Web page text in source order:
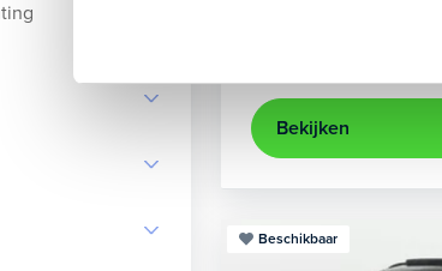
Bekijken
Beschikbaar